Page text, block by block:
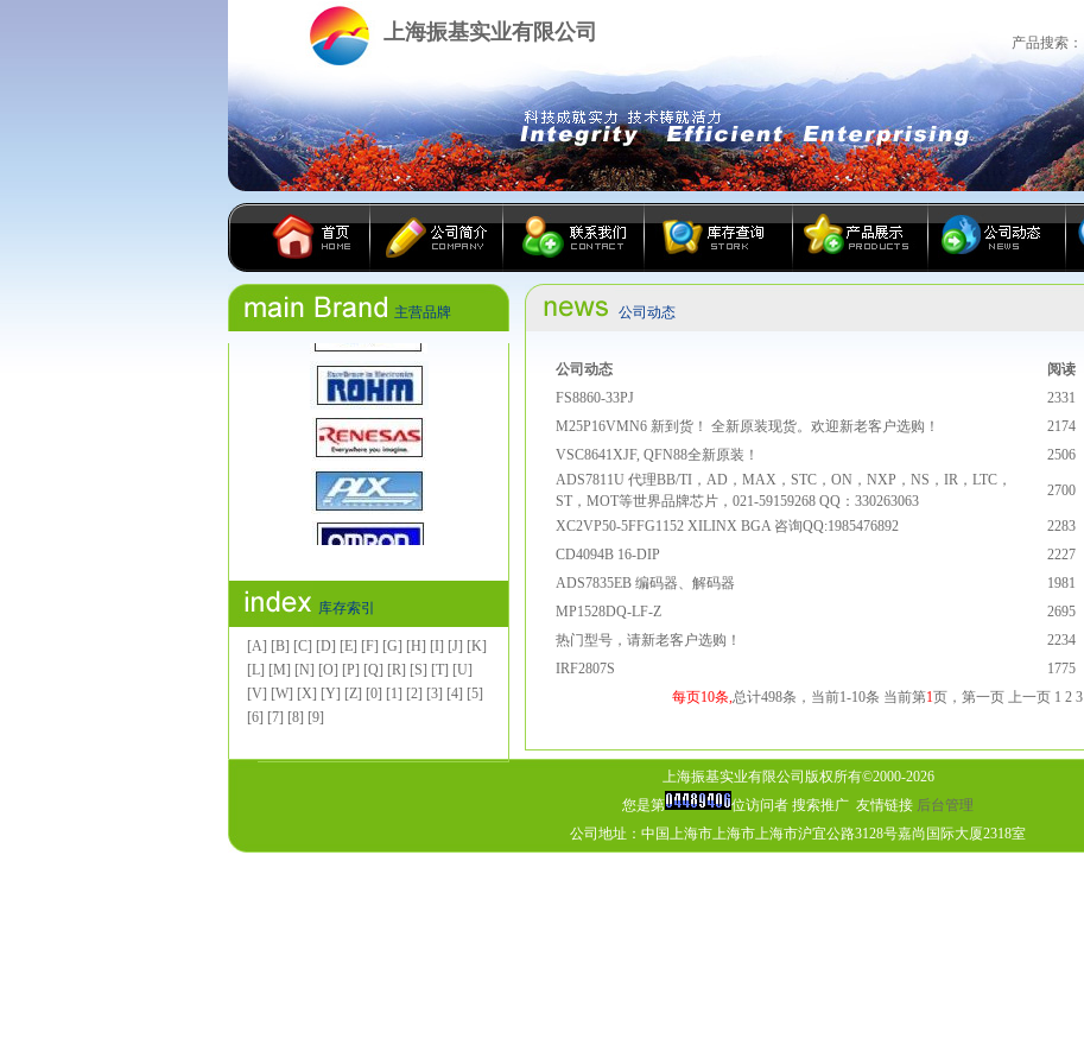
上海振基实业有限公司
产品搜索：
主营品牌
库存索引
[A] [B] [C] [D] [E] [F] [G] [H] [I] [J] [K]
[L] [M] [N] [O] [P] [Q] [R] [S] [T] [U]
[V] [W] [X] [Y] [Z] [0] [1] [2] [3] [4] [5]
[6] [7] [8] [9]
公司动态
公司动态 阅读
FS8860-33PJ
2331
M25P16VMN6 新到货！ 全新原装现货。欢迎新老客户选购！
2174
VSC8641XJF, QFN88全新原装！
2506
ADS7811U 代理BB/TI，AD，MAX，STC，ON，NXP，NS，IR，LTC，
ST，MOT等世界品牌芯片，021-59159268 QQ：330263063
2700
XC2VP50-5FFG1152 XILINX BGA 咨询QQ:1985476892 2283
CD4094B 16-DIP
2227
ADS7835EB 编码器、解码器
1981
MP1528DQ-LF-Z
2695
热门型号，请新老客户选购！
2234
IRF2807S
1775
每页10条,总计498条，当前1-10条 当前第1页，第一页 上一页 1 2 3
上海振基实业有限公司版权所有©2000-2026
您是第
位访问者 搜索推广 友情链接 后台管理
公司地址：中国上海市上海市上海市沪宜公路3128号嘉尚国际大厦2318室